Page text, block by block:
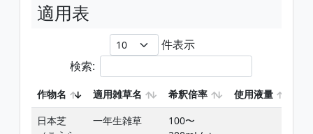
適用表
件表示
検索:
作物名 適用雑草名 希釈倍率 使用液量
日本芝
一年生雑草
100〜